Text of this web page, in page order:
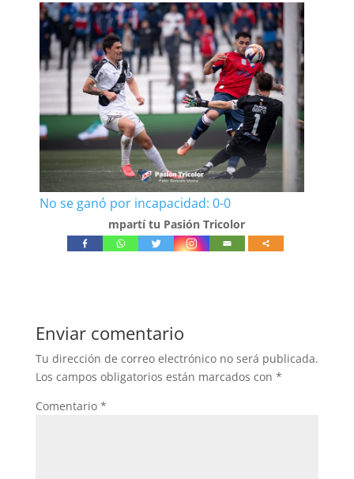
No se ganó por incapacidad: 0-0
mpartí tu Pasión Tricolor
Enviar comentario
Tu dirección de correo electrónico no será publicada.
Los campos obligatorios están marcados con *
Comentario *